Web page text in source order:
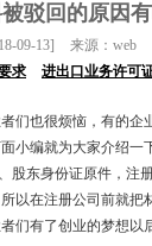
驳回的原因
09-13]
来源：web
求 进出口业务许可
们也很烦恼，有的
小编就为大家介绍
股东身份证原件，注
在注册公司前就把
们有了创业的梦想以